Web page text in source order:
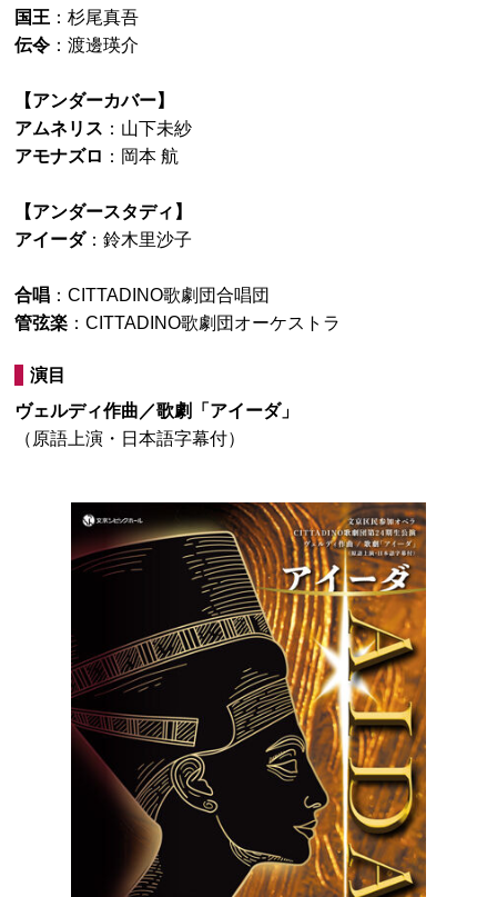
国王 ：杉尾真吾
伝令 ：渡邊瑛介
【アンダーカバー】
アムネリス ：山下未紗
アモナズロ ：岡本 航
【アンダースタディ】
アイーダ：鈴木里沙子
合唱 ：CITTADINO歌劇団合唱団
管弦楽 ：CITTADINO歌劇団オーケストラ
演目
ヴェルディ作曲／歌劇「アイーダ」
（原語上演・日本語字幕付）